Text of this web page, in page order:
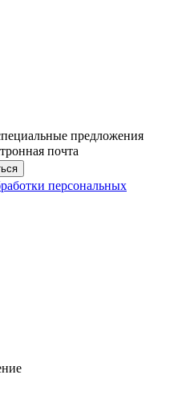
предложения
почта
персональных